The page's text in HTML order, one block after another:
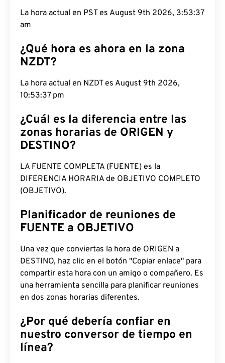
La hora actual en PST es August 9th 2026,
3:53:38 am
¿Qué hora es ahora en la zona
NZDT?
La hora actual en NZDT es August 9th 2026,
10:53:38 pm
¿Cuál es la diferencia entre las
zonas horarias de ORIGEN y
DESTINO?
LA FUENTE COMPLETA (FUENTE) es la
DIFERENCIA HORARIA de OBJETIVO COMPLETO
(OBJETIVO).
Planificador de reuniones de
FUENTE a OBJETIVO
Una vez que conviertas la hora de ORIGEN a
DESTINO, haz clic en el botón "Copiar enlace" para
compartir esta hora con un amigo o compañero. Es
una herramienta sencilla para planificar reuniones
en dos zonas horarias diferentes.
¿Por qué debería confiar en
nuestro conversor de tiempo en
línea?